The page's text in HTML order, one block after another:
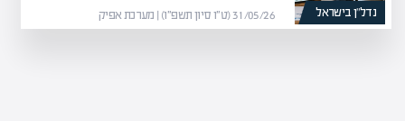
נדל”ן בישראל 31/05/26 (ט״ו סיון תשפ״ו) | מערכת אפיק